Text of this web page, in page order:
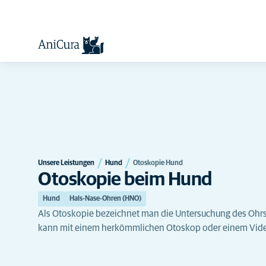
Unsere Leistungen Hund Otoskopie Hund
Otoskopie beim Hund
Hund Hals-Nase-Ohren (HNO)
Als Otoskopie bezeichnet man die Untersuchung des
kann mit einem herkömmlichen Otoskop oder einem